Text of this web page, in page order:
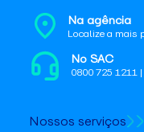
Na agência
Localize a mais
No SAC
0800 725 1211
Nossos serviços